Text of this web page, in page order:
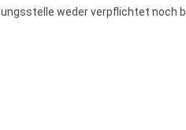
weder verpflichtet noch